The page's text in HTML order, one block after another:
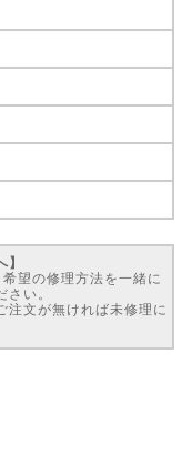
希望の修理方法を一緒に
い。
文が無ければ未修理に